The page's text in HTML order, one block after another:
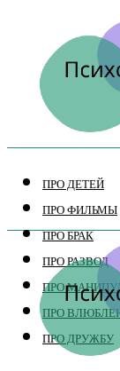
ПРО ДЕТЕЙ
ПРО ФИЛЬМЫ
ПРО БРАК
ПРО РАЗВОД
ПРО
ПРО
ПРО ДРУЖБУ